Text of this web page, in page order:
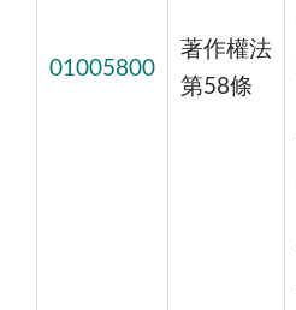
01005800
著作權法
第58條